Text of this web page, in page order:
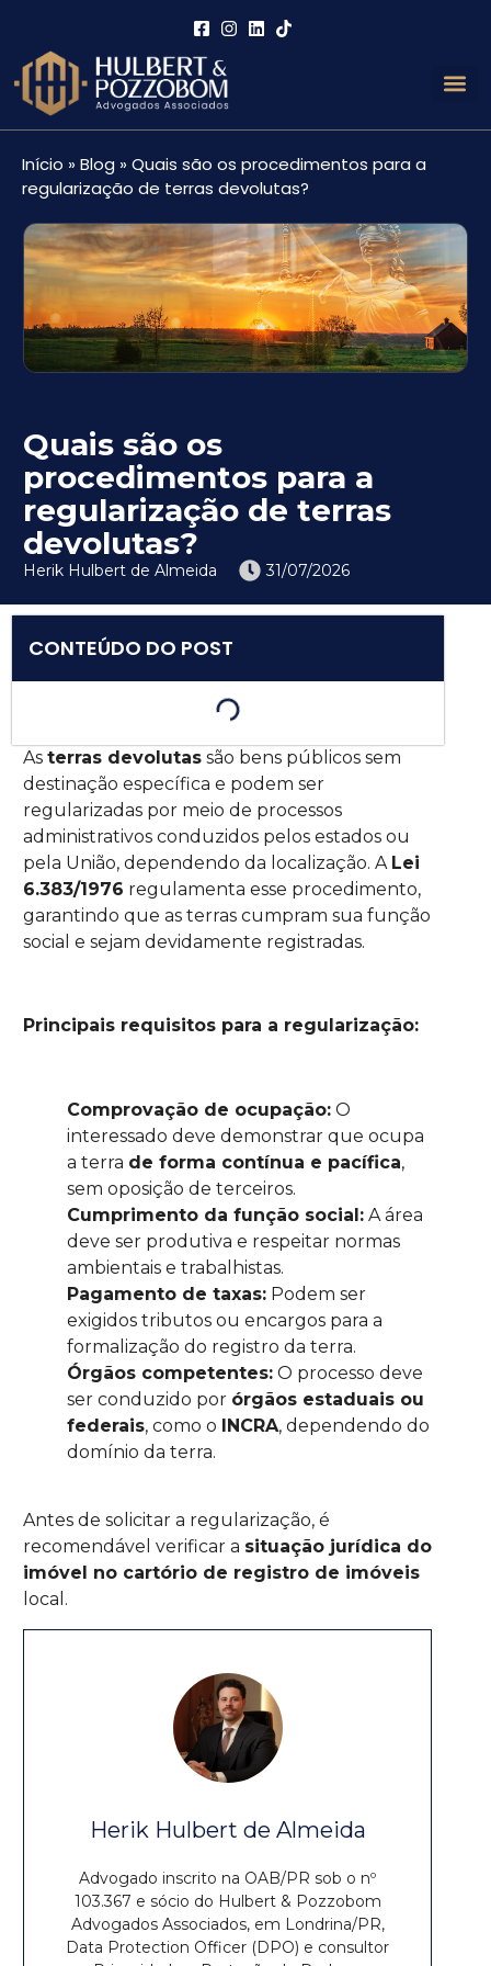
Início » Blog » Quais são os procedimentos para a
regularização de terras devolutas?
Quais são os
procedimentos para a
regularização de terras
devolutas?
Herik Hulbert de Almeida 31/07/2026
CONTEÚDO DO POST
Asterras devolutas são bens públicos sem
destinação específica e podem ser
regularizadas por meio de processos
administrativos conduzidos pelos estados ou
pela União, dependendo da localização. A Lei
6.383/1976 regulamenta esse procedimento,
garantindo que as terras cumpram sua função
social e sejam devidamente registradas.
Principais requisitos para a regularização:
Comprovação de ocupação: O
interessado deve demonstrar que ocupa
a terra de forma contínua e pacífica,
sem oposição de terceiros.
Cumprimento da função social: A área
deve ser produtiva e respeitar normas
ambientais e trabalhistas.
Pagamento de taxas: Podem ser
exigidos tributos ou encargos para a
formalização do registro da terra.
Órgãos competentes: O processo deve
ser conduzido por órgãos estaduais ou
federais, como o INCRA, dependendo do
domínio da terra.
Antes de solicitar a regularização, é
recomendável verificar a situação jurídica do
imóvel no cartório de registro de imóveis
local.
Herik Hulbert de Almeida
Advogado inscrito na OAB/PR sob o nº
103.367 e sócio do Hulbert & Pozzobom
Advogados Associados, em Londrina/PR,
Data Protection Officer (DPO) e consultor